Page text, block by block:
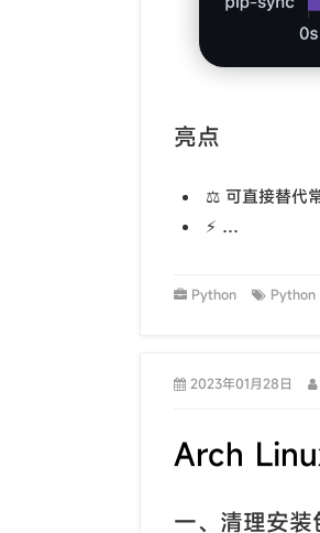
亮点
⚖️ 可直接替代
⚡️ …
Python Python
2023年01月28日
Arch
一、清理安装